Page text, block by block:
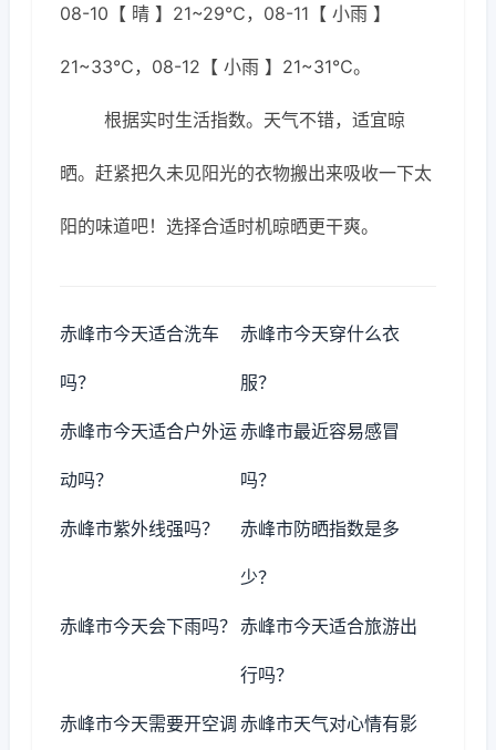
08-10【 晴 】21~29℃，08-11【 小雨 】
21~33℃，08-12【 小雨 】21~31℃。
根据实时生活指数。天气不错，适宜晾
晒。赶紧把久未见阳光的衣物搬出来吸收一下太
阳的味道吧！选择合适时机晾晒更干爽。
赤峰市今天适合洗车
吗？
赤峰市今天穿什么衣
服？
赤峰市今天适合户外运
动吗？
赤峰市最近容易感冒
吗？
赤峰市紫外线强吗？ 赤峰市防晒指数是多
少？
赤峰市今天会下雨吗？ 赤峰市今天适合旅游出
行吗？
赤峰市今天需要开空调 赤峰市天气对心情有影